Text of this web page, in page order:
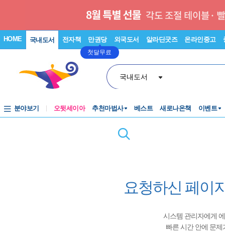
HOME 국내도서 전자책 만권당
첫달무료
외국도서 알라딘굿즈 온라인중고
국내도서
분야보기 오뒷세이아 추천마법사 베스트 새로나온책 이벤트
요청하신 페이
시스템 관리자에게
빠른 시간 안에 문